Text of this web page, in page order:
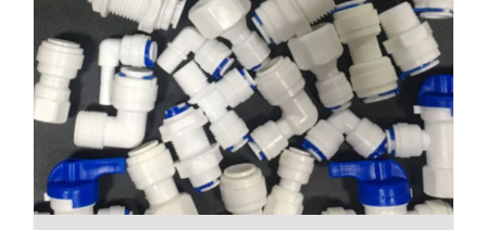
la
página
de
producto